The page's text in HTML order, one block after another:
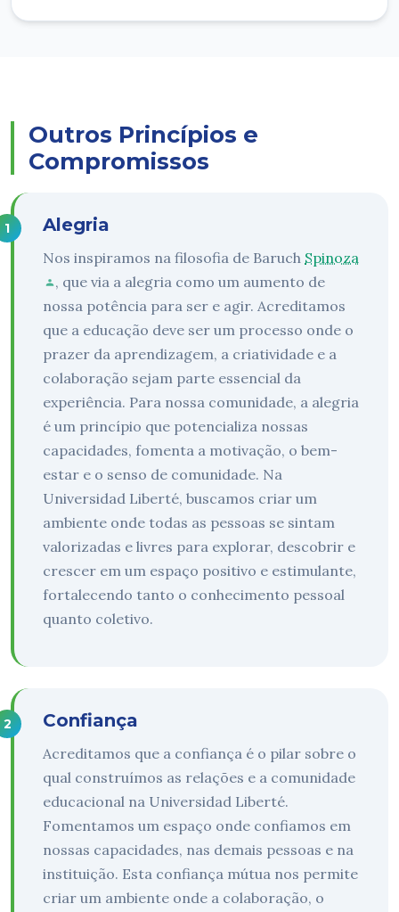
Outros Princípios e
Compromissos
Alegria
Nos inspiramos na filosofia de Baruch Spinoza
, que via a alegria como um aumento de
nossa potência para ser e agir. Acreditamos
que a educação deve ser um processo onde o
prazer da aprendizagem, a criatividade e a
colaboração sejam parte essencial da
experiência. Para nossa comunidade, a alegria
é um princípio que potencializa nossas
capacidades, fomenta a motivação, o bem-
estar e o senso de comunidade. Na
Universidad Liberté, buscamos criar um
ambiente onde todas as pessoas se sintam
valorizadas e livres para explorar, descobrir e
crescer em um espaço positivo e estimulante,
fortalecendo tanto o conhecimento pessoal
quanto coletivo.
Confiança
Acreditamos que a confiança é o pilar sobre o
qual construímos as relações e a comunidade
educacional na Universidad Liberté.
Fomentamos um espaço onde confiamos em
nossas capacidades, nas demais pessoas e na
instituição. Esta confiança mútua nos permite
criar um ambiente onde a colaboração, o